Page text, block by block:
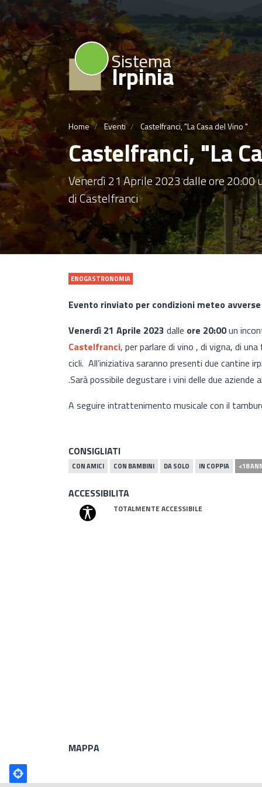
Sistema
Irpinia
Home Eventi Castelfranci, "La Casa del Vino "
Castelfranci, "La
Venerdì 21 Aprile 2023 dalle ore 20:00
di Castelfranci
ENOGASTRONOMIA
Evento rinviato per condizioni meteo
Venerdì 21 Aprile 2023 dalle ore 20:00un
Castelfranci, per parlare di vino , di vigna, di
cicli. All’iniziativa saranno presenti due cantine
.Sarà possibile degustare i vini delle due aziende
A seguire intrattenimento musicale con il
CONSIGLIATI
CON AMICI CON BAMBINI DA SOLO IN COPPIA <18
ACCESSIBILITA
TOTALMENTE ACCESSIBILE
MAPPA
Poligono